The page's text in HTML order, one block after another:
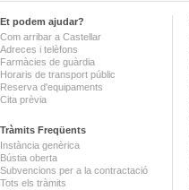
Et podem ajudar?
Com arribar a Castellar
Adreces i telèfons
Farmàcies de guàrdia
Horaris de transport públic
Reserva d'equipaments
Cita prèvia
Tràmits Freqüents
Instància genèrica
Bústia oberta
Subvencions per a la contractació
Tots els tràmits